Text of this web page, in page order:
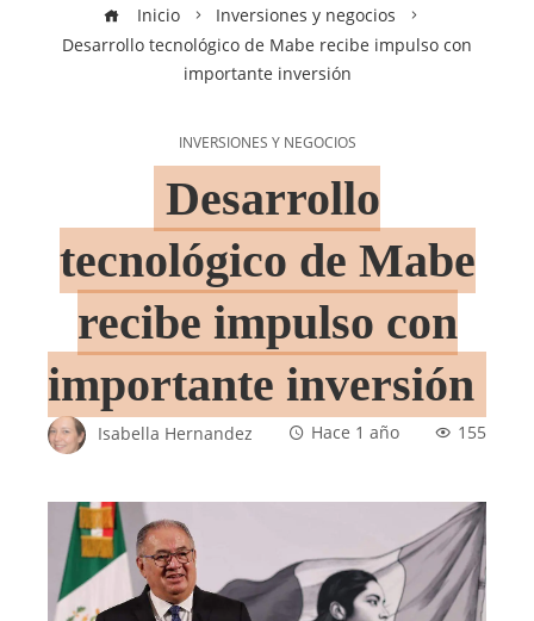
Inicio
Inversiones y negocios
Desarrollo tecnológico de Mabe recibe impulso con
importante inversión
INVERSIONES Y NEGOCIOS
Desarrollo
tecnológico de Mabe
recibe impulso con
importante inversión
Isabella Hernandez Hace 1 año 155